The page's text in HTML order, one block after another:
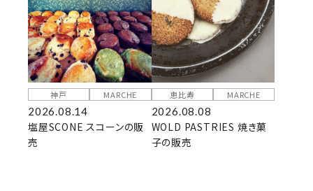
神戸 MARCHE
2026.08.14
塩屋SCONE スコーンの販
売
恵比寿 MARCHE
2026.08.08
WOLD PASTRIES 焼き菓
子の販売